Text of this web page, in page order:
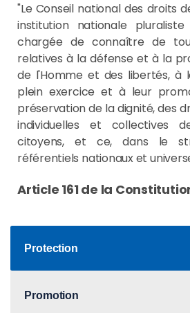
"Le Conseil national des droits
institution nationale
chargée de connaître de
relatives à la défense et à la
de l'Homme et des libertés, à
plein exercice et à leur
préservation de la dignité, des
individuelles et collectives
citoyens, et ce, dans le
référentiels nationaux et
Article 161 de la
Protection
Promotion